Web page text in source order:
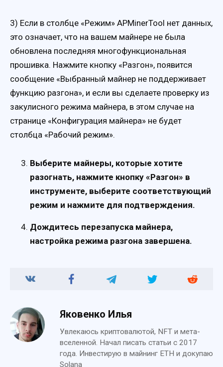
3) Если в столбце «Режим» APMinerTool нет данных,
это означает, что на вашем майнере не была
обновлена последняя многофункциональная
прошивка. Нажмите кнопку «Разгон», появится
сообщение «Выбранный майнер не поддерживает
функцию разгона», и если вы сделаете проверку из
закулисного режима майнера, в этом случае на
странице «Конфигурация майнера» не будет
столбца «Рабочий режим».
Выберите майнеры, которые хотите
разогнать, нажмите кнопку «Разгон» в
инструменте, выберите соответствующий
режим и нажмите для подтверждения.
Дождитесь перезапуска майнера,
настройка режима разгона завершена.
Яковенко Илья
Увлекаюсь криптовалютой, NFT и мета-
вселенной. Начал писать статьи с 2017
года. Инвестирую в майнинг ETH и докупаю
Solana